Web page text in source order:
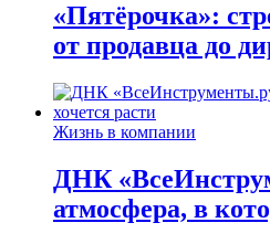
«Пятёрочка»:
от продавца до
Жизнь в компании
ДНК
атмосфера, в